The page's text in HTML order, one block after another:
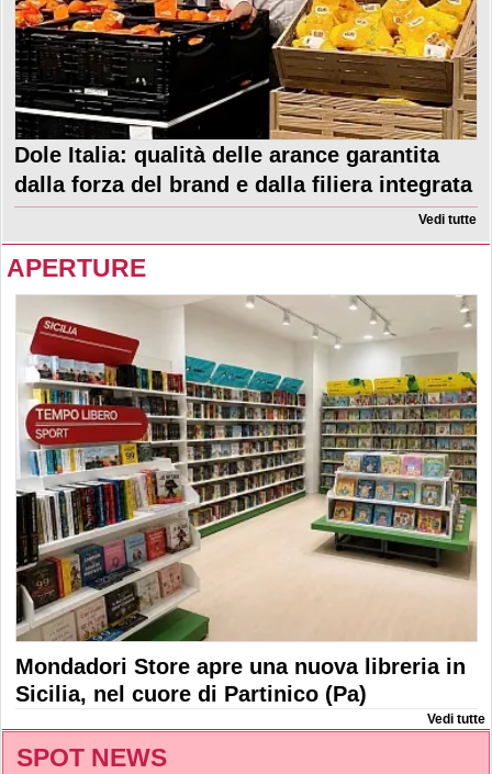
Dole Italia: qualità delle arance garantita
dalla forza del brand e dalla filiera integrata
Vedi tutte
APERTURE
Mondadori Store apre una nuova libreria in
Sicilia, nel cuore di Partinico (Pa)
Vedi tutte
SPOT NEWS